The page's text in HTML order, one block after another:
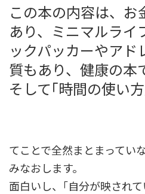
この本の内容は、お
あり、ミニマルライ
ックパッカーやアド
質もあり、健康の本
そして｢時間の使い方
てことで全然まとまってい
みなおします。
面白いし、｢自分が映され